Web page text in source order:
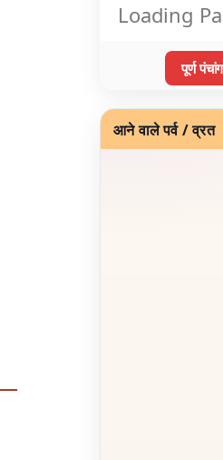
Loading
पूर्ण
आने वाले पर्व / व्रत